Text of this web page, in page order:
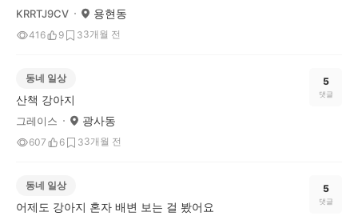
KRRTJ9CV 용현동
416 9 33개월 전
동네 일상
산책 강아지
그레이스 광사동
607 6 33개월 전
5
댓글
동네 일상
어제도 강아지 혼자 배변 보는 걸 봤어요
5
댓글